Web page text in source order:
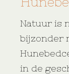
Natuur is
bijzonder
in de